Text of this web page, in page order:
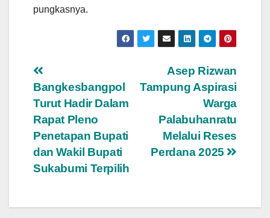
pungkasnya.
Navigasi
pos
Asep Rizwan
Tampung Aspirasi
Warga
Palabuhanratu
Melalui Reses
Perdana 2025
Bangkesbangpol
Turut Hadir Dalam
Rapat Pleno
Penetapan Bupati
dan Wakil Bupati
Sukabumi Terpilih